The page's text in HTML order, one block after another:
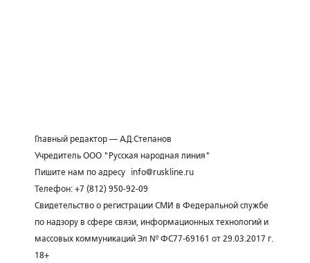
Главный редактор — А.Д.Степанов
Учредитель ООО "Русская народная линия"
Пишите нам по адресу
info@ruskline.ru
Телефон: +7 (812) 950-92-09
Свидетельство о регистрации СМИ в Федеральной службе
по надзору в сфере связи, информационных технологий и
массовых коммуникаций Эл № ФС77-69161 от 29.03.2017 г.
18+